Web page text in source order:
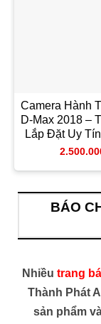
Camera Hành
D-Max 2018 –
Lắp Đặt Uy
BÁO
Nhiều trang
Thành Phát
sản phẩm